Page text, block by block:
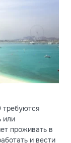
требуются
или
проживать в
и вести